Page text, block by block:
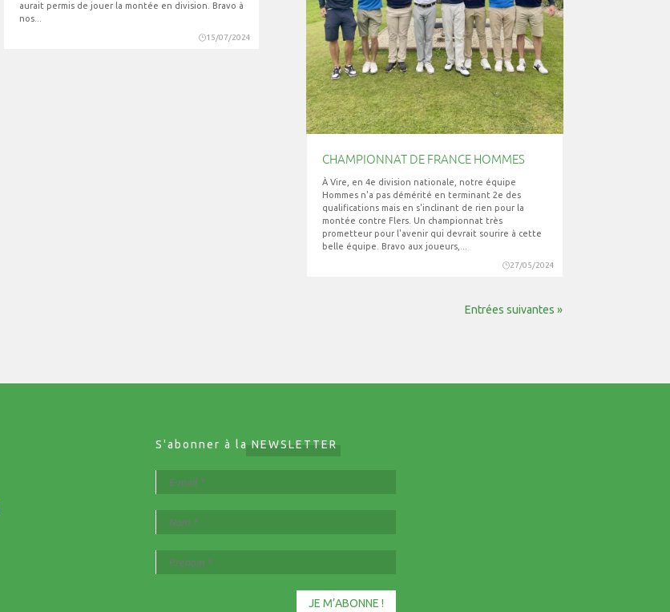
15/07/2024
aurait permis de jouer la montée en division. Bravo à
nos...
CHAMPIONNAT DE FRANCE HOMMES
27/05/2024
À Vire, en 4e division nationale, notre équipe
Hommes n'a pas démérité en terminant 2e des
qualifications mais en s'inclinant de rien pour la
montée contre Flers. Un championnat très
prometteur pour l'avenir qui devrait sourire à cette
belle équipe. Bravo aux joueurs,...
Entrées suivantes »
S'abonner à la NEWSLETTER